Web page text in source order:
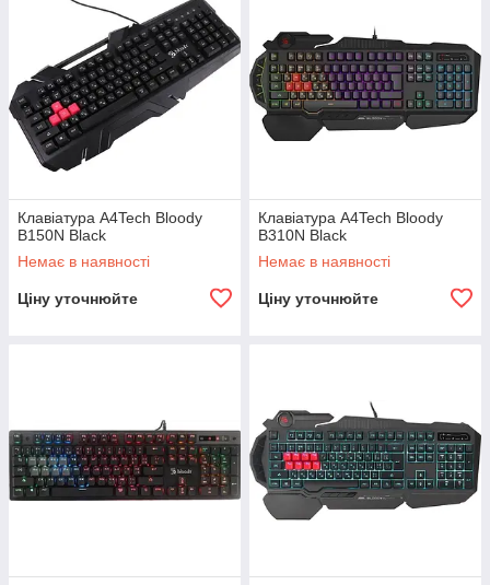
Клавіатура A4Tech Bloody
B150N Black
Немає в наявності
Ціну уточнюйте
Клавіатура A4Tech Bloody
B310N Black
Немає в наявності
Ціну уточнюйте